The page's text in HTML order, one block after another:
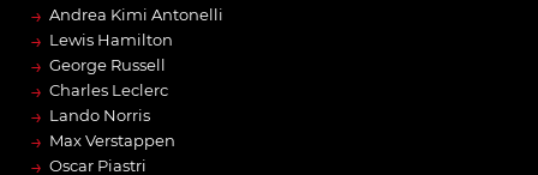
→ Andrea Kimi Antonelli
→ Lewis Hamilton
→ George Russell
→ Charles Leclerc
→ Lando Norris
→ Max Verstappen
→ Oscar Piastri